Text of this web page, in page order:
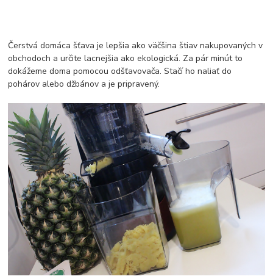
čalúnená textília
Poťahové látky
Poťahové látky na nábytok
Provence
Usporiadanie obývacej izby Nábytok Boxy a obedáre
Čerstvá domáca šťava je lepšia ako väčšina štiav nakupovaných v
obchodoch a určite lacnejšia ako ekologická. Za pár minút to
dokážeme doma pomocou odšťavovača. Stačí ho naliať do
pohárov alebo džbánov a je pripravený.